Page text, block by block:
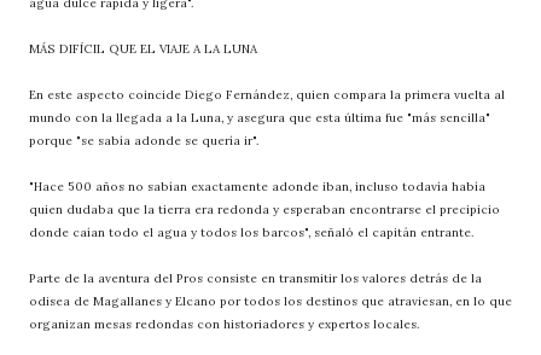
MÁS DIFÍCIL QUE EL VIAJE A LA LUNA
En este aspecto coincide Diego Fernández, quien compara la primera vuelta al
mundo con la llegada a la Luna, y asegura que esta última fue "más sencilla"
porque "se sabía adonde se quería ir".
"Hace 500 años no sabían exactamente adonde iban, incluso todavía había
quien dudaba que la tierra era redonda y esperaban encontrarse el precipicio
donde caían todo el agua y todos los barcos", señaló el capitán entrante.
Parte de la aventura del Pros consiste en transmitir los valores detrás de la
odisea de Magallanes y Elcano por todos los destinos que atraviesan, en lo que
organizan mesas redondas con historiadores y expertos locales.